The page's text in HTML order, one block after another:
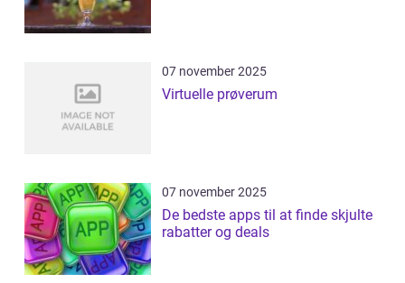
07 november 2025
Virtuelle prøverum
07 november 2025
De bedste apps til at finde skjulte
rabatter og deals